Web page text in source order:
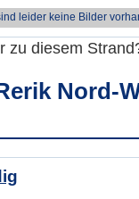
leider keine Bilder
zu diesem
Nord-